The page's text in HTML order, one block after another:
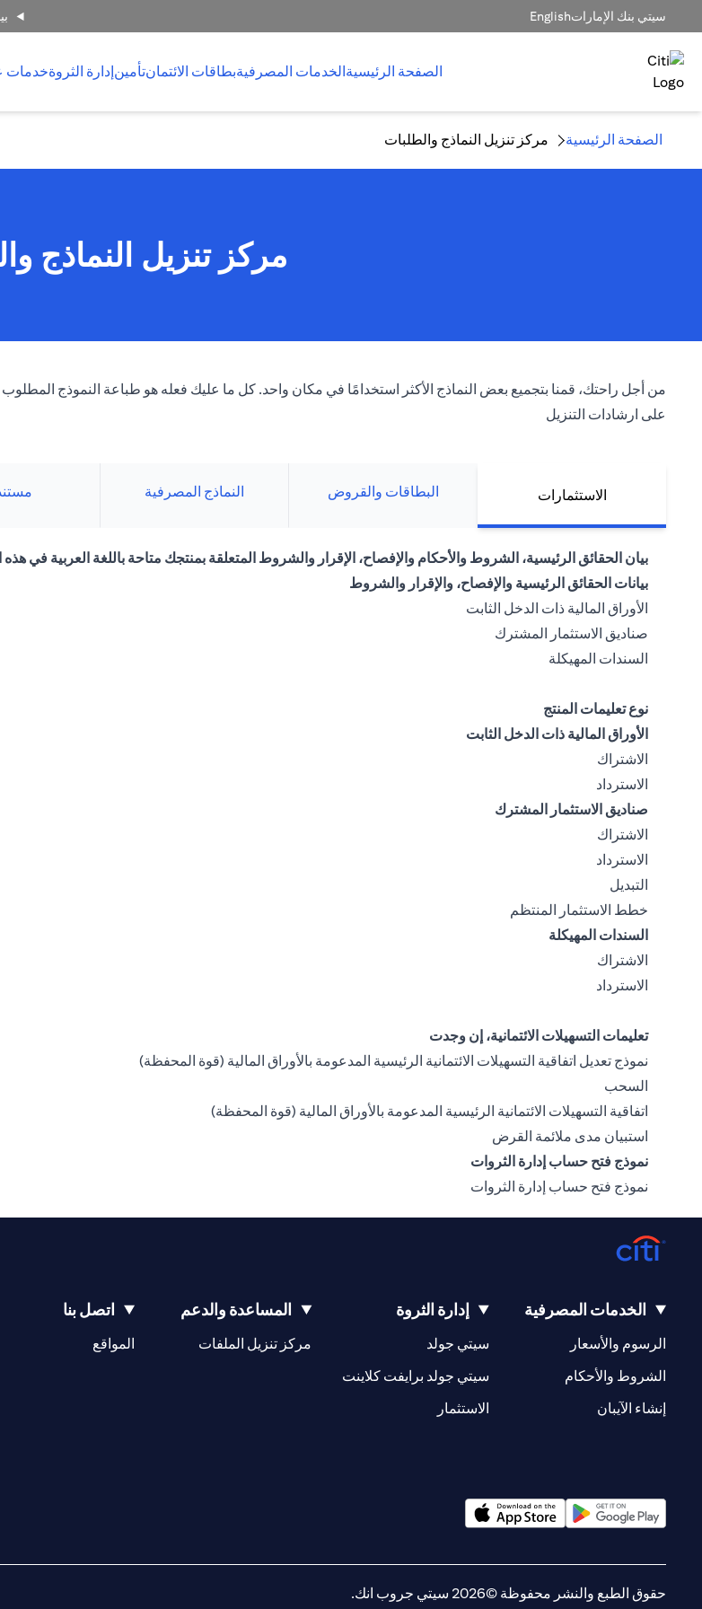
سيتي بنك الإماراتEnglish
الصفحة الرئيسيةالخدمات المصرفيةبطاقات الائتمانتأمينإدارة الثروةخدمات
الصفحة الرئيسية مركز تنزيل النماذج والطلبات
مركز تنزيل النماذج
من أجل راحتك، قمنا بتجميع بعض النماذج الأكثر استخدامًا في مكان واحد. كل ما عليك فعله هو طباعة النموذج
على ارشادات التنزيل
الاستثمارات البطاقات والقروض النماذج المصرفية
بيان الحقائق الرئيسية، الشروط والأحكام والإفصاح، الإقرار والشروط المتعلقة بمنتجك متاحة باللغة العربية في
بيانات الحقائق الرئيسية والإفصاح، والإقرار والشروط
الأوراق المالية ذات الدخل الثابت
صناديق الاستثمار المشترك
السندات المهيكلة
نوع تعليمات المنتج
الأوراق المالية ذات الدخل الثابت
الاشتراك
الاسترداد
صناديق الاستثمار المشترك
الاشتراك
الاسترداد
التبديل
خطط الاستثمار المنتظم
السندات المهيكلة
الاشتراك
الاسترداد
تعليمات التسهيلات الائتمانية، إن وجدت
نموذج تعديل اتفاقية التسهيلات الائتمانية الرئيسية المدعومة بالأوراق المالية (قوة المحفظة)
(opens in a new tab)
السحب
اتفاقية التسهيلات الائتمانية الرئيسية المدعومة بالأوراق المالية (قوة المحفظة)
(opens in a new tab)
استبيان مدى ملائمة القرض
نموذج فتح حساب إدارة الثروات
نموذج فتح حساب إدارة الثروات
الخدمات المصرفية
الرسوم والأسعار
الشروط والأحكام
إنشاء الآيبان
إدارة الثروة
سيتي جولد
سيتي جولد برايفت كلاينت
الاستثمار
المساعدة والدعم
مركز تنزيل الملفات
اتصل بنا
المواقع
(opens in a new tab)
حقوق الطبع والنشر محفوظة ©2026 سيتي جروب انك.